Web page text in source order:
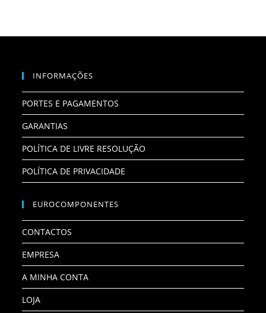
INFORMAÇÕES
PORTES E PAGAMENTOS
GARANTIAS
POLÍTICA DE LIVRE RESOLUÇÃO
POLÍTICA DE PRIVACIDADE
EUROCOMPONENTES
CONTACTOS
EMPRESA
A MINHA CONTA
LOJA